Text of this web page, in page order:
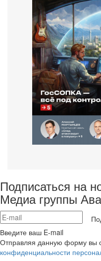
Подписаться на
Медиа группы
Введите ваш E-mail
Отправляя данную форму вы
конфиденциальности